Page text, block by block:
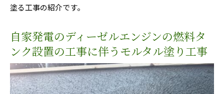
塗る工事の紹介です。
自家発電のディーゼルエンジンの燃料タ
ンク設置の工事に伴うモルタル塗り工事